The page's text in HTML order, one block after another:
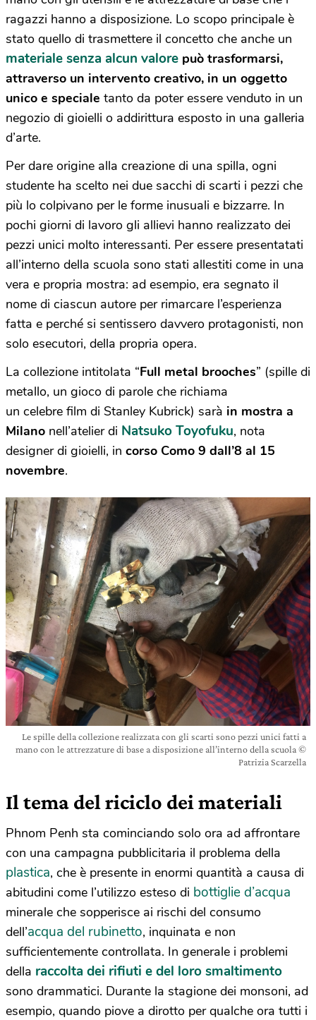
ragazzi hanno a disposizione. Lo scopo principale è
stato quello di trasmettere il concetto che anche un
materiale senza alcun valore può trasformarsi,
attraverso un intervento creativo, in un oggetto
unico e speciale tanto da poter essere venduto in un
negozio di gioielli o addirittura esposto in una galleria
d’arte.
Per dare origine alla creazione di una spilla, ogni
studente ha scelto nei due sacchi di scarti i pezzi che
più lo colpivano per le forme inusuali e bizzarre. In
pochi giorni di lavoro gli allievi hanno realizzato dei
pezzi unici molto interessanti. Per essere presentatati
all’interno della scuola sono stati allestiti come in una
vera e propria mostra: ad esempio, era segnato il
nome di ciascun autore per rimarcare l’esperienza
fatta e perché si sentissero davvero protagonisti, non
solo esecutori, della propria opera.
La collezione intitolata “Full metal brooches” (spille di
metallo, un gioco di parole che richiama
un celebre film di Stanley Kubrick) sarà in mostra a
Milano nell’atelier di Natsuko Toyofuku, nota
designer di gioielli, in corso Como 9 dall’8 al 15
novembre.
Le spille della collezione realizzata con gli scarti sono pezzi unici fatti a
mano con le attrezzature di base a disposizione all’interno della scuola ©
Patrizia Scarzella
Il tema del riciclo dei materiali
Phnom Penh sta cominciando solo ora ad affrontare
con una campagna pubblicitaria il problema della
plastica, che è presente in enormi quantità a causa di
abitudini come l’utilizzo esteso di bottiglie d’acqua
minerale che sopperisce ai rischi del consumo
dell’acqua del rubinetto, inquinata e non
sufficientemente controllata. In generale i problemi
della raccolta dei rifiuti e del loro smaltimento
sono drammatici. Durante la stagione dei monsoni, ad
esempio, quando piove a dirotto per qualche ora tutti i